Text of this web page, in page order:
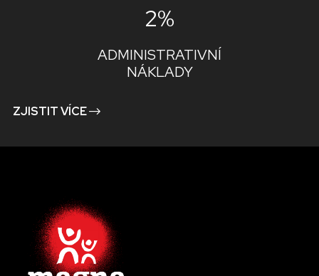
2%
ADMINISTRATIVNÍ
NÁKLADY
ZJISTIT VÍCE